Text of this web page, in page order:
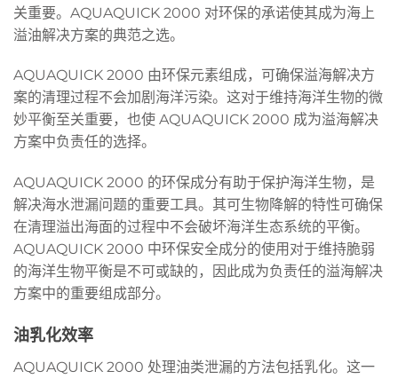
关重要。AQUAQUICK 2000 对环保的承诺使其成为海上
溢油解决方案的典范之选。
AQUAQUICK 2000 由环保元素组成，可确保溢海解决方
案的清理过程不会加剧海洋污染。这对于维持海洋生物的微
妙平衡至关重要，也使 AQUAQUICK 2000 成为溢海解决
方案中负责任的选择。
AQUAQUICK 2000 的环保成分有助于保护海洋生物，是
解决海水泄漏问题的重要工具。其可生物降解的特性可确保
在清理溢出海面的过程中不会破坏海洋生态系统的平衡。
AQUAQUICK 2000 中环保安全成分的使用对于维持脆弱
的海洋生物平衡是不可或缺的，因此成为负责任的溢海解决
方案中的重要组成部分。
油乳化效率
AQUAQUICK 2000 处理油类泄漏的方法包括乳化。这一